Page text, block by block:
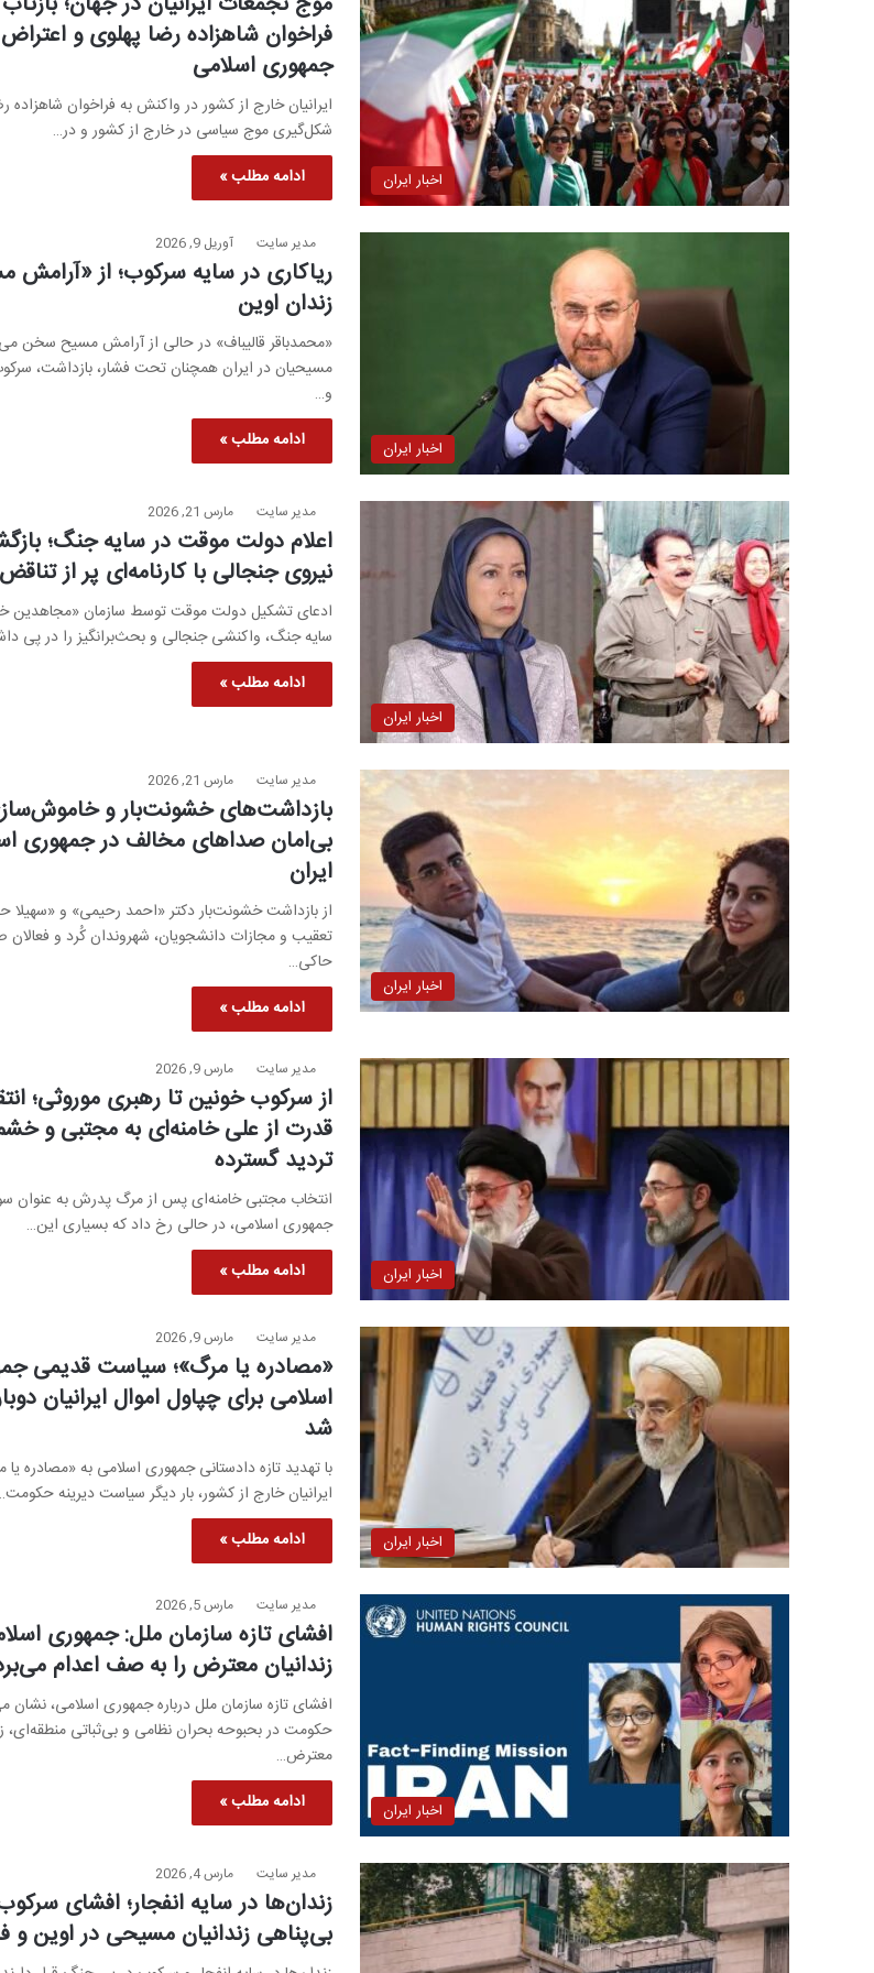
اخبار ایران
فراخوان شاهزاده رضا پهلوی و
جمهوری اسلامی
ایرانیان خارج از کشور در واکنش به فراخوان شاهزاده
شکل‌گیری موج سیاسی در خارج از کشور و در…
ادامه مطلب »
اخبار ایران
مدیر سایت آوریل 9, 2026
ریاکاری در سایه سرکوب؛ از «آرامش
زندان اوین
«محمدباقر قالیباف» در حالی از آرامش مسیح سخن
مسیحیان در ایران همچنان تحت فشار، بازداشت،
و…
ادامه مطلب »
اخبار ایران
مدیر سایت مارس 21, 2026
اعلام دولت موقت در سایه جنگ؛
نیروی جنجالی با کارنامه‌ای پر از تناقض
ادعای تشکیل دولت موقت توسط سازمان «مجاهدین
سایه جنگ، واکنشی جنجالی و بحث‌برانگیز را در پی
ادامه مطلب »
اخبار ایران
مدیر سایت مارس 21, 2026
بازداشت‌های خشونت‌بار و
بی‌امان صداهای مخالف در جمهوری
ایران
از بازداشت خشونت‌بار دکتر «احمد رحیمی» و «سهیلا
تعقیب و مجازات دانشجویان، شهروندان کُرد و فعالان
حاکی…
ادامه مطلب »
اخبار ایران
مدیر سایت مارس 9, 2026
از سرکوب خونین تا رهبری موروثی؛
قدرت از علی خامنه‌ای به مجتبی و
تردید گسترده
انتخاب مجتبی خامنه‌ای پس از مرگ پدرش به عنوان
جمهوری اسلامی، در حالی رخ داد که بسیاری این…
ادامه مطلب »
اخبار ایران
مدیر سایت مارس 9, 2026
«مصادره یا مرگ»؛ سیاست قدیمی
اسلامی برای چپاول اموال ایرانیان
شد
با تهدید تازه دادستانی جمهوری اسلامی به «مصادره
ایرانیان خارج از کشور، بار دیگر سیاست دیرینه
ادامه مطلب »
اخبار ایران
مدیر سایت مارس 5, 2026
افشای تازه سازمان ملل: جمهوری
زندانیان معترض را به صف اعدام
افشای تازه سازمان ملل درباره جمهوری اسلامی،
حکومت در بحبوحه بحران نظامی و بی‌ثباتی منطقه‌ای،
معترض…
ادامه مطلب »
مدیر سایت مارس 4, 2026
زندان‌ها در سایه انفجار؛ افشای
بی‌پناهی زندانیان مسیحی در اوین و